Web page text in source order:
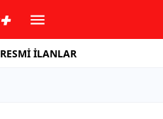
RESMİ İLANLAR